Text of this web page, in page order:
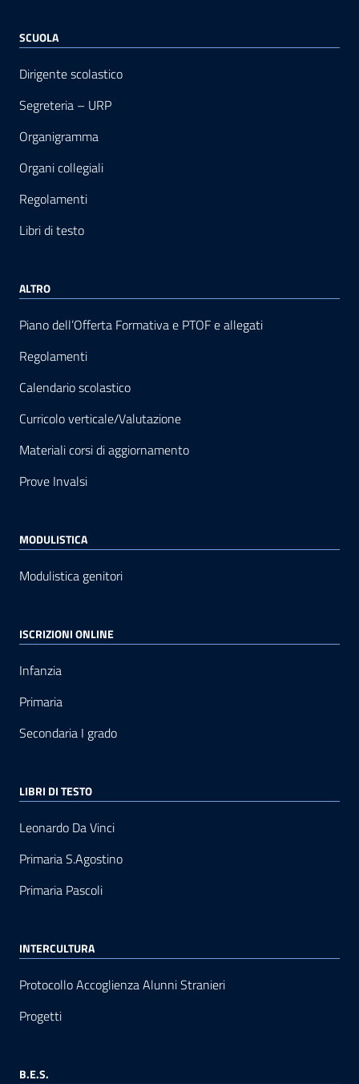
SCUOLA
Dirigente scolastico
Segreteria – URP
Organigramma
Organi collegiali
Regolamenti
Libri di testo
ALTRO
Piano dell’Offerta Formativa e PTOF e allegati
Regolamenti
Calendario scolastico
Curricolo verticale/Valutazione
Materiali corsi di aggiornamento
Prove Invalsi
MODULISTICA
Modulistica genitori
ISCRIZIONI ONLINE
Infanzia
Primaria
Secondaria I grado
LIBRI DI TESTO
Leonardo Da Vinci
Primaria S.Agostino
Primaria Pascoli
INTERCULTURA
Protocollo Accoglienza Alunni Stranieri
Progetti
B.E.S.